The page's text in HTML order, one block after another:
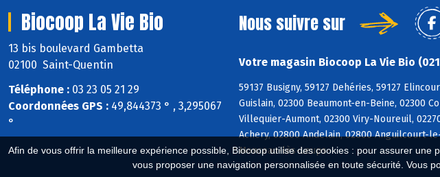
Afin de vous offrir la meilleure expérience possible, Biocoop utilise des cookies : pour assurer
vous proposer une navigation personnalisée en toute sécurité. Vous
Biocoop La Vie Bio
13 bis boulevard Gambetta
02100 Saint-Quentin
Téléphone : 03 23 05 21 29
Coordonnées GPS : 49,844373 ° , 3,295067
°
Nous suivre sur
Votre magasin Biocoop La Vie Bio
59137 Busigny, 59127 Dehéries, 59127
Guislain, 02300 Beaumont-en-Beine, 02300
Villequier-Aumont, 02300 Viry-Noureuil,
Achery, 02800 Andelain, 02800 Anguilcourt-
Monceau-lès-Leups